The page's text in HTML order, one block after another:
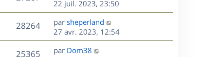
e
s
a
g
e
e
s
s
a
g
e
r
m
e
s
u
e
r
n
i
e
r
22 juil. 2023, 23:50
28264V
u
D
e
r
n
par sheperland
27 avr. 2023, 12:54
25365V
D
par Dom38